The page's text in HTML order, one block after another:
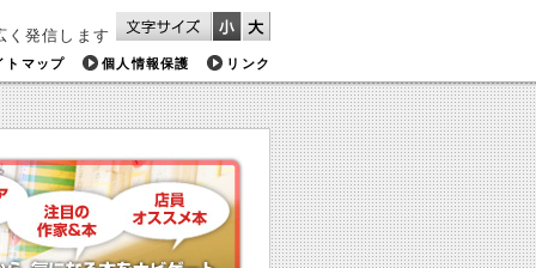
く発信します
トマップ 個人情報保護 リンク